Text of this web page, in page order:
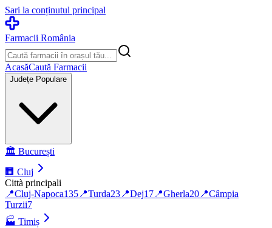
Sari la conținutul principal
Farmacii România
AcasăCaută Farmacii
Județe Populare
🏛️ București
🏢 Cluj
Città principali
📍Cluj-Napoca135 📍Turda23 📍Dej17 📍Gherla20 📍Câmpia
Turzii7
🏭 Timiș